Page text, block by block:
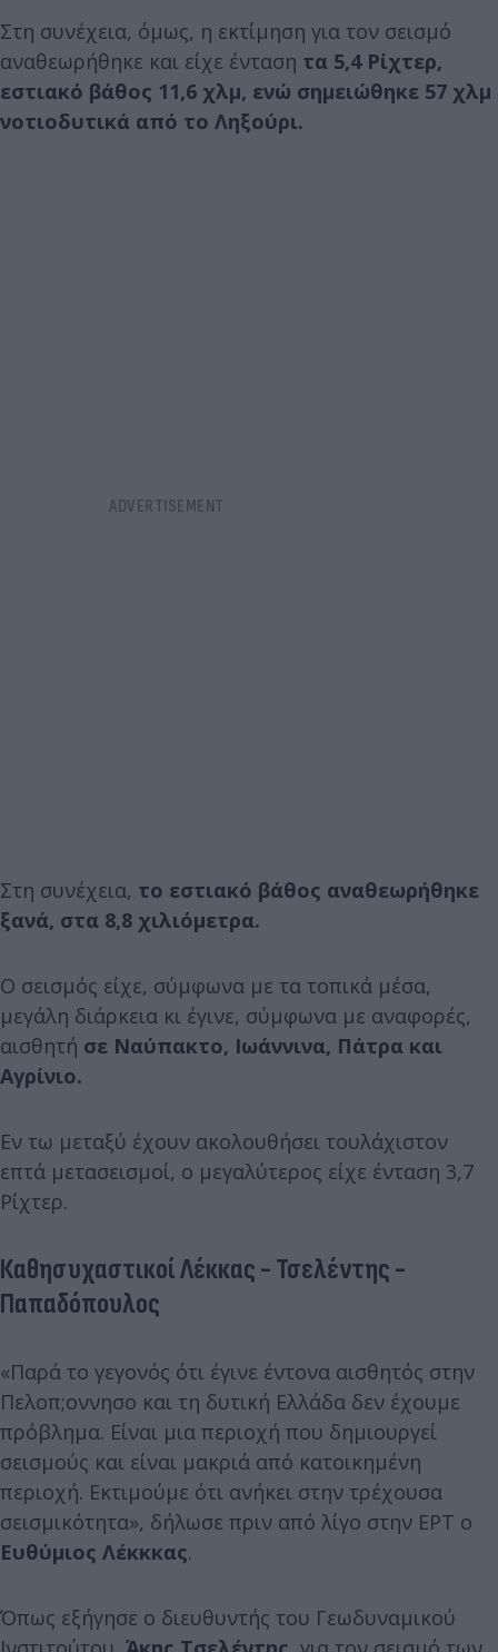
Στη συνέχεια, όμως, η εκτίμηση για τον σεισμό
αναθεωρήθηκε και είχε ένταση τα 5,4 Ρίχτερ,
εστιακό βάθος 11,6 χλμ, ενώ σημειώθηκε 57 χλμ
νοτιοδυτικά από το Ληξούρι.
Στη συνέχεια, το εστιακό βάθος αναθεωρήθηκε
ξανά, στα 8,8 χιλιόμετρα.
Ο σεισμός είχε, σύμφωνα με τα τοπικά μέσα,
μεγάλη διάρκεια κι έγινε, σύμφωνα με αναφορές,
αισθητή σε Ναύπακτο, Ιωάννινα, Πάτρα και
Αγρίνιο.
Εν τω μεταξύ έχουν ακολουθήσει τουλάχιστον
επτά μετασεισμοί, ο μεγαλύτερος είχε ένταση 3,7
Ρίχτερ.
Καθησυχαστικοί Λέκκας - Τσελέντης -
Παπαδόπουλος
«Παρά το γεγονός ότι έγινε έντονα αισθητός στην
Πελοπ;oννησο και τη δυτική Ελλάδα δεν έχουμε
πρόβλημα. Είναι μια περιοχή που δημιουργεί
σεισμούς και είναι μακριά από κατοικημένη
περιοχή. Εκτιμούμε ότι ανήκει στην τρέχουσα
σεισμικότητα», δήλωσε πριν από λίγο στην ΕΡΤ ο
Ευθύμιος Λέκκκας.
Όπως εξήγησε ο διευθυντής του Γεωδυναμικού